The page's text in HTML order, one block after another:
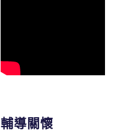
輔導關懷